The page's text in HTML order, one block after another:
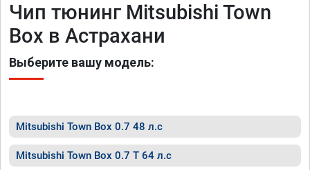
Чип тюнинг Mitsubishi Town
Box в Астрахани
Выберите вашу модель:
Mitsubishi Town Box 0.7 48 л.с
Mitsubishi Town Box 0.7 T 64 л.с